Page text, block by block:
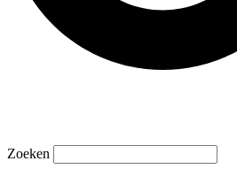
Zoeken